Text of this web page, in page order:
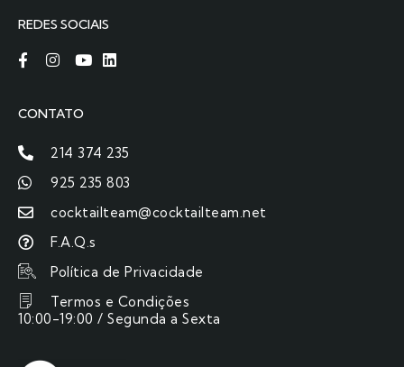
REDES SOCIAIS
CONTATO
214 374 235
925 235 803
cocktailteam@cocktailteam.net
F.A.Q.s
Política de Privacidade
Termos e Condições
10:00-19:00 / Segunda a Sexta